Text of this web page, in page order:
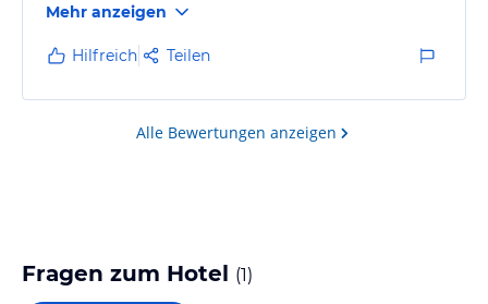
Mehr anzeigen
Hilfreich Teilen
Alle Bewertungen anzeigen
Fragen zum Hotel (1)